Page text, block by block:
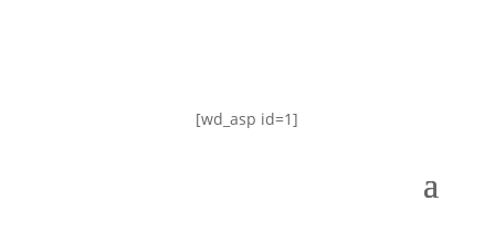
[wd_asp id=1]